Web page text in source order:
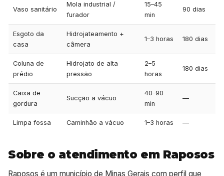
Vaso sanitário
Mola industrial /
furador
15–45
min
90 dias
Esgoto da
casa
Hidrojateamento +
câmera
1–3 horas 180 dias
Coluna de
prédio
Hidrojato de alta
pressão
2–5
horas
180 dias
Caixa de
gordura
Sucção a vácuo
40–90
min
—
Limpa fossa Caminhão a vácuo 1–3 horas —
Sobre o atendimento em Raposos
Raposos é um município de Minas Gerais com perfil que